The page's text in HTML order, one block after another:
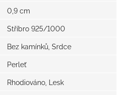
0,9 cm
Stříbro 925/1000
Bez kamínků, Srdce
Perleť
Rhodiováno, Lesk